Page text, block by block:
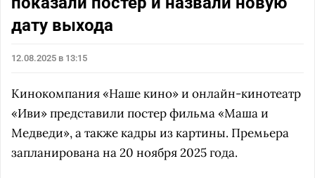
дату выхода
12.08.2025 в 13:15
Кинокомпания «Наше кино» и онлайн-кинотеатр
«Иви» представили постер фильма «Маша и
Медведи», а также кадры из картины. Премьера
запланирована на 20 ноября 2025 года.